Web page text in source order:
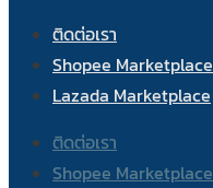
ติดต่อเรา
Shopee Marketplace
Lazada Marketplace
ติดต่อเรา
Shopee Marketplace